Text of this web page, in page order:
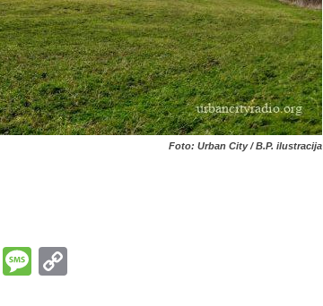
Foto: Urban City / B.P. ilustracija
GmailMessage